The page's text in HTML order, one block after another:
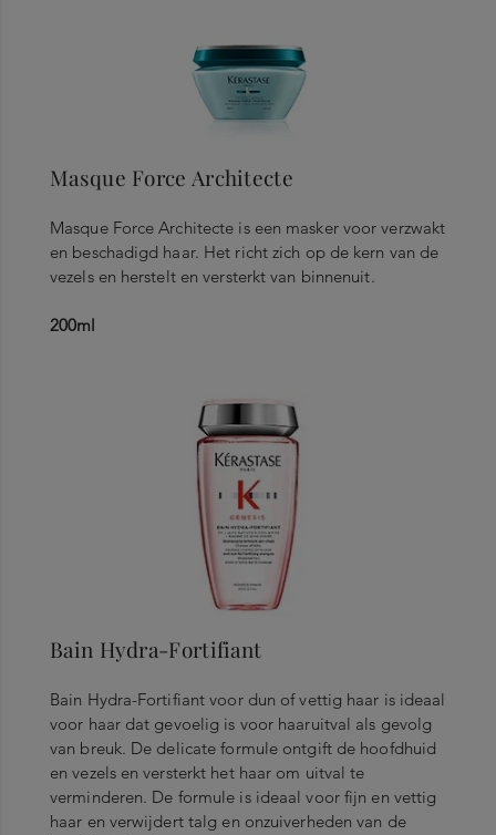
Masque Force Architecte
Masque Force Architecte is een masker voor verzwakt
en beschadigd haar. Het richt zich op de kern van de
vezels en herstelt en versterkt van binnenuit.
200ml
Bain Hydra-Fortifiant
Bain Hydra-Fortifiant voor dun of vettig haar is ideaal
voor haar dat gevoelig is voor haaruitval als gevolg
van breuk. De delicate formule ontgift de hoofdhuid
en vezels en versterkt het haar om uitval te
verminderen. De formule is ideaal voor fijn en vettig
haar en verwijdert talg en onzuiverheden van de